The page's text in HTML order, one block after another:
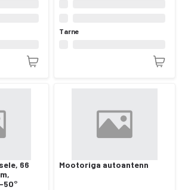
Tarne
66
Mootoriga autoantenn